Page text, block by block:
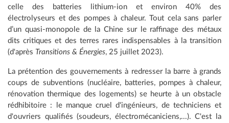
celle des batteries lithium-ion et environ 40% des
électrolyseurs et des pompes à chaleur. Tout cela sans parler
d’un quasi-monopole de la Chine sur le raffinage des métaux
dits critiques et des terres rares indispensables à la transition
(d'après Transitions & Énergies, 25 juillet 2023).
La prétention des gouvernements à redresser la barre à grands
coups de subventions (nucléaire, batteries, pompes à chaleur,
rénovation thermique des logements) se heurte à un obstacle
rédhibitoire : le manque cruel d'ingénieurs, de techniciens et
d'ouvriers qualifiés (soudeurs, électromécaniciens,...). C'est la